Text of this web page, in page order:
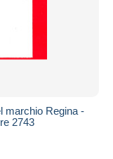
marchio Regina -
2743